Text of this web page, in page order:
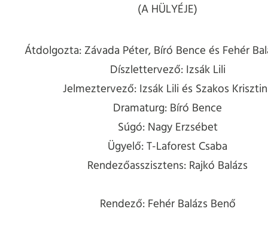
(A HÜLYÉJE)
Átdolgozta: Závada Péter, Bíró Bence és Fehér
Díszlettervező: Izsák Lili
Jelmeztervező: Izsák Lili és Szakos
Dramaturg: Bíró Bence
Súgó: Nagy Erzsébet
Ügyelő: T-Laforest Csaba
Rendezőasszisztens: Rajkó Balázs
Rendező: Fehér Balázs Benő